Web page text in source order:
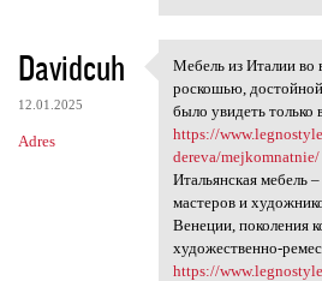
Davidcuh
12.01.2025
Adres
Мебель из
Мебель из Италии во
роскошью,
было увидеть только
https://
dereva/mejkomnatnie/
Итальянская мебель
мастеров и
Венеции, поколения
художественно-
https://